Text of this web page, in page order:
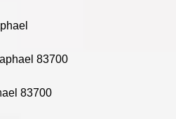
83700
83700